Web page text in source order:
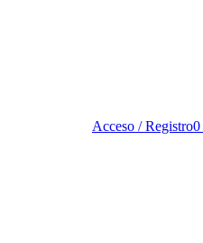
Acceso / Registro0